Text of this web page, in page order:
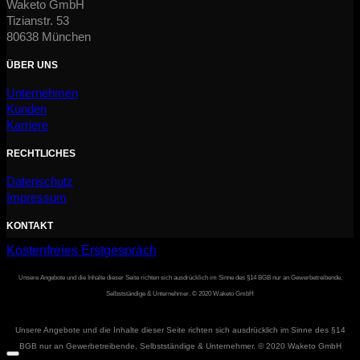
Waketo GmbH
Tizianstr. 53
80638 München
ÜBER UNS
Unternehmen
Kunden
Karriere
RECHTLICHES
Datenschutz
Impressum
KONTAKT
Kostenfreies Erstgespräch
Unsere Angebote und die Inhalte dieser Seite richten sich ausdrücklich im Sinne des §14 BGB nur an Gewerbetreibende,
Selbstständige & Unternehmer. © 2020 Waketo GmbH
Unsere Angebote und die Inhalte dieser Seite richten sich ausdrücklich im Sinne des §14
BGB nur an Gewerbetreibende, Selbstständige & Unternehmer. © 2020 Waketo GmbH